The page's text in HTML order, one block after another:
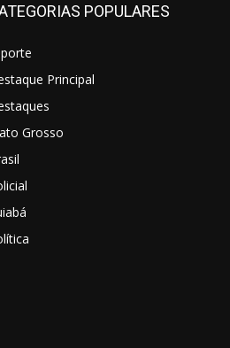
POPULARES
Principal
Grosso